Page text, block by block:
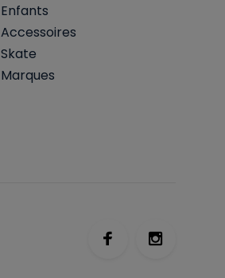
Enfants
Accessoires
Skate
Marques